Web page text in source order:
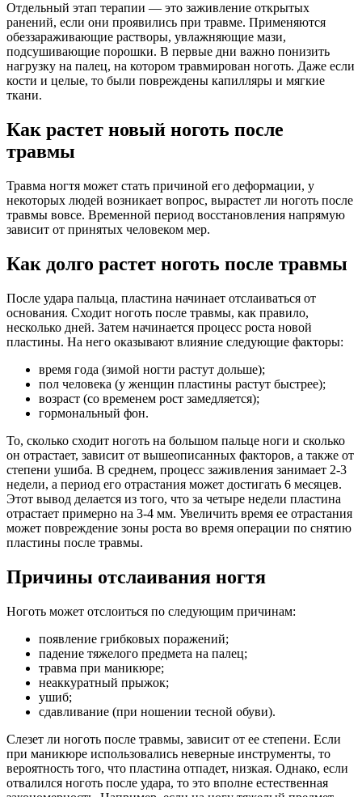
Отдельный этап терапии — это заживление открытых
ранений, если они проявились при травме. Применяются
обеззараживающие растворы, увлажняющие мази,
подсушивающие порошки. В первые дни важно понизить
нагрузку на палец, на котором травмирован ноготь. Даже если
кости и целые, то были повреждены капилляры и мягкие
ткани.
Как растет новый ноготь после
травмы
Травма ногтя может стать причиной его деформации, у
некоторых людей возникает вопрос, вырастет ли ноготь после
травмы вовсе. Временной период восстановления напрямую
зависит от принятых человеком мер.
Как долго растет ноготь после травмы
После удара пальца, пластина начинает отслаиваться от
основания. Сходит ноготь после травмы, как правило,
несколько дней. Затем начинается процесс роста новой
пластины. На него оказывают влияние следующие факторы:
время года (зимой ногти растут дольше);
пол человека (у женщин пластины растут быстрее);
возраст (со временем рост замедляется);
гормональный фон.
То, сколько сходит ноготь на большом пальце ноги и сколько
он отрастает, зависит от вышеописанных факторов, а также от
степени ушиба. В среднем, процесс заживления занимает 2-3
недели, а период его отрастания может достигать 6 месяцев.
Этот вывод делается из того, что за четыре недели пластина
отрастает примерно на 3-4 мм. Увеличить время ее отрастания
может повреждение зоны роста во время операции по снятию
пластины после травмы.
Причины отслаивания ногтя
Ноготь может отслоиться по следующим причинам:
появление грибковых поражений;
падение тяжелого предмета на палец;
травма при маникюре;
неаккуратный прыжок;
ушиб;
сдавливание (при ношении тесной обуви).
Слезет ли ноготь после травмы, зависит от ее степени. Если
при маникюре использовались неверные инструменты, то
вероятность того, что пластина отпадет, низкая. Однако, если
отвалился ноготь после удара, то это вполне естественная